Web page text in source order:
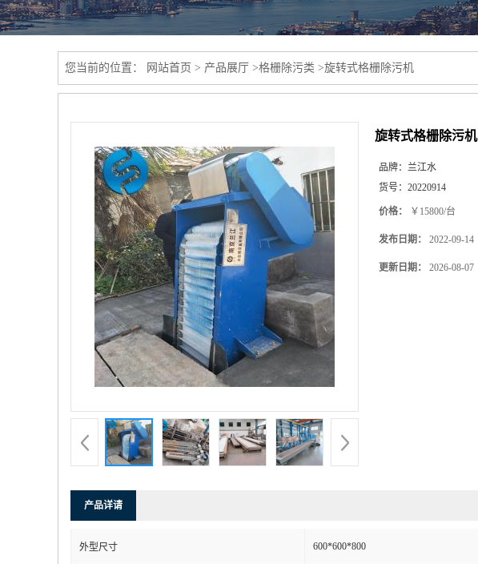
您当前的位置： 网站首页 > 产品展厅 >格栅除污类 >旋转式格栅除污机
旋转式格栅除污机
品牌： 兰江水
货号： 20220914
价格： ￥15800/台
发布日期： 2022-09-14
更新日期： 2026-08-07
产品详请
外型尺寸 600*600*800